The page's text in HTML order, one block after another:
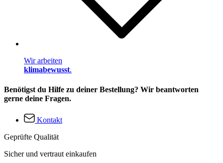
Wir arbeiten
klimabewusst.
Benötigst du Hilfe zu deiner Bestellung? Wir beantworten
gerne deine Fragen.
Kontakt
Geprüfte Qualität
Sicher und vertraut einkaufen